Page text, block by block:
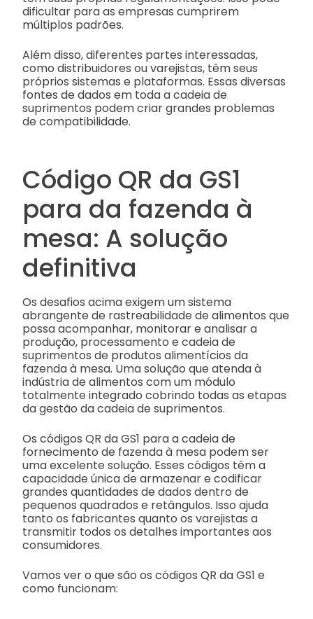
dificultar para as empresas cumprirem
múltiplos padrões.
Além disso, diferentes partes interessadas,
como distribuidores ou varejistas, têm seus
próprios sistemas e plataformas. Essas diversas
fontes de dados em toda a cadeia de
suprimentos podem criar grandes problemas
de compatibilidade.
Código QR da GS1
para da fazenda à
mesa: A solução
definitiva
Os desafios acima exigem um sistema
abrangente de rastreabilidade de alimentos que
possa acompanhar, monitorar e analisar a
produção, processamento e cadeia de
suprimentos de produtos alimentícios da
fazenda à mesa. Uma solução que atenda à
indústria de alimentos com um módulo
totalmente integrado cobrindo todas as etapas
da gestão da cadeia de suprimentos.
Os códigos QR da GS1 para a cadeia de
fornecimento de fazenda à mesa podem ser
uma excelente solução. Esses códigos têm a
capacidade única de armazenar e codificar
grandes quantidades de dados dentro de
pequenos quadrados e retângulos. Isso ajuda
tanto os fabricantes quanto os varejistas a
transmitir todos os detalhes importantes aos
consumidores.
Vamos ver o que são os códigos QR da GS1 e
como funcionam: